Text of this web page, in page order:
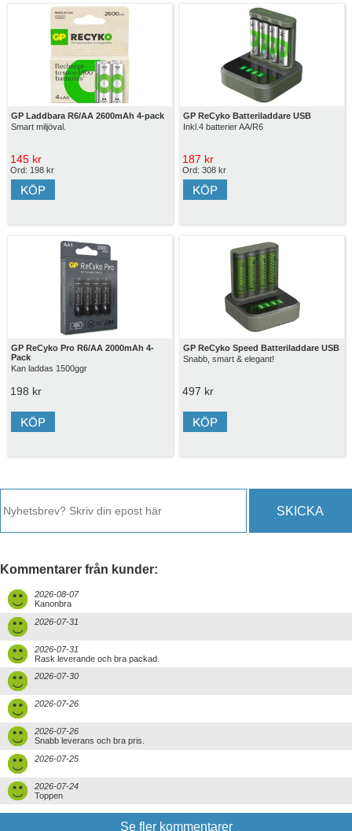
GP Laddbara R6/AA 2600mAh 4-pack
Smart miljöval.
145 kr
Ord: 198 kr
GP ReCyko Batteriladdare USB
Inkl.4 batterier AA/R6
187 kr
Ord: 308 kr
GP ReCyko Pro R6/AA 2000mAh 4-
Pack
Kan laddas 1500ggr
198 kr
GP ReCyko Speed Batteriladdare USB
Snabb, smart & elegant!
497 kr
SKICKA
Kommentarer från kunder:
2026-08-07
Kanonbra
2026-07-31
2026-07-31
Rask leverande och bra packad.
2026-07-30
2026-07-26
2026-07-26
Snabb leverans och bra pris.
2026-07-25
2026-07-24
Toppen
Se fler kommentarer